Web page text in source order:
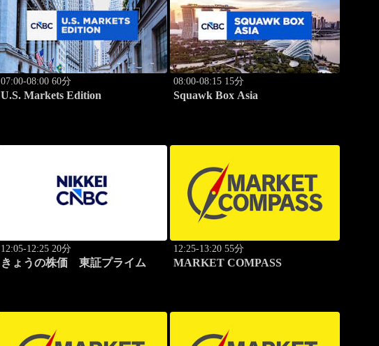
07:00-08:00 60分
U.S. Markets Edition
08:00-08:15 15分
Squawk Box Asia
12:05-12:25 20分
きょうの株価 東証プライム
12:25-13:20 55分
MARKET COMPASS